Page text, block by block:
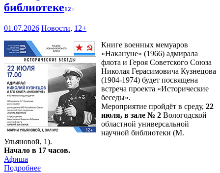
библиотеке12+
01.07.2026 Новости, 12+
Книге военных мемуаров
«Накануне» (1966) адмирала
флота и Героя Советского Союза
Николая Герасимовича Кузнецова
(1904-1974) будет посвящена
встреча проекта «Исторические
беседы».
Мероприятие пройдёт в среду, 22
июля, в зале № 2 Вологодской
областной универсальной
научной библиотеки (М.
Ульяновой, 1).
Начало в 17 часов.
Афиша
Подробнее